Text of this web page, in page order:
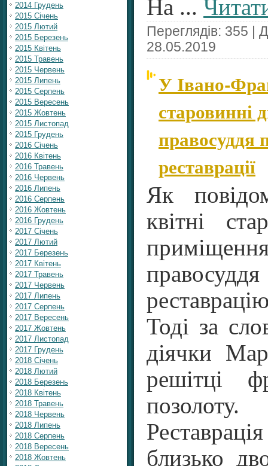
2014 Грудень
2015 Січень
2015 Лютий
2015 Березень
2015 Квітень
2015 Травень
2015 Червень
2015 Липень
2015 Серпень
2015 Вересень
2015 Жовтень
2015 Листопад
2015 Грудень
2016 Січень
2016 Квітень
2016 Травень
2016 Червень
2016 Липень
2016 Серпень
2016 Жовтень
2016 Грудень
2017 Січень
2017 Лютий
2017 Березень
2017 Квітень
2017 Травень
2017 Червень
2017 Липень
2017 Серпень
2017 Вересень
2017 Жовтень
2017 Листопад
2017 Грудень
2018 Січень
2018 Лютий
2018 Березень
2018 Квітень
2018 Травень
2018 Червень
2018 Липень
2018 Серпень
2018 Вересень
2018 Жовтень
На ...
Переглядів: 355 |
28.05.2019
У Івано-
старовинні
правосуддя
реставрації
Як
квітні
Тоді за
діячки
решітці
позолоту.
близько